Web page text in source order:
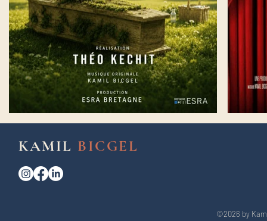
KAMIL BICGEL
©2026 by